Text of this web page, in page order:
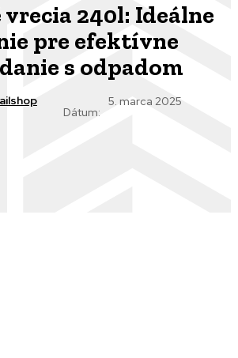
240l: Ideálne
pre efektívne
s odpadom
Dátum:
5. marca 2025